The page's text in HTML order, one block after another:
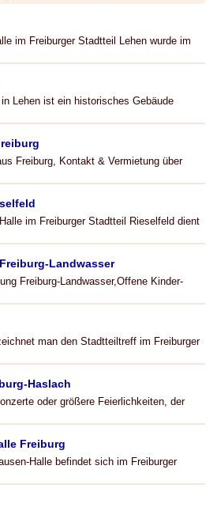
im Freiburger Stadtteil Lehen wurde im
Lehen ist ein historisches Gebäude
Freiburg, Kontakt & Vermietung über
im Freiburger Stadtteil Rieselfeld dient
Landwasser
Freiburg-Landwasser,Offene Kinder-
man den Stadtteiltreff im Freiburger
Haslach
oder größere Feierlichkeiten, der
Freiburg
Halle befindet sich im Freiburger